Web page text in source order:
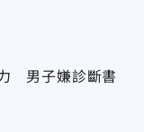
男子嫌診斷書